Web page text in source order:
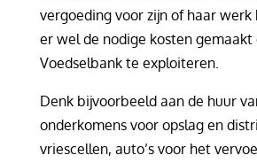
vergoeding voor zijn of haar
er wel de nodige kosten gemaakt
Voedselbank te exploiteren.
Denk bijvoorbeeld aan de huur
onderkomens voor opslag en
vriescellen, auto’s voor het